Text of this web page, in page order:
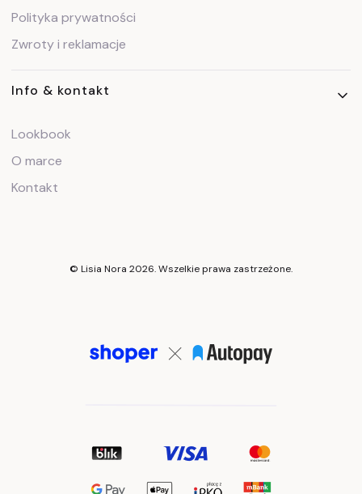
Polityka prywatności
Zwroty i reklamacje
Info & kontakt
Lookbook
O marce
Kontakt
© Lisia Nora 2026. Wszelkie prawa zastrzeżone.